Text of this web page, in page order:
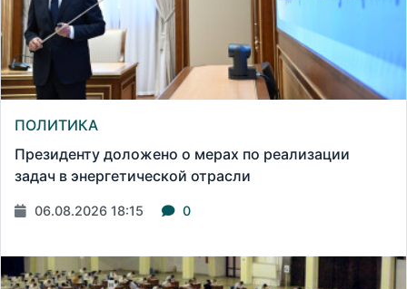
ПОЛИТИКА
Президенту доложено о мерах по реализации
задач в энергетической отрасли
06.08.2026 18:15 0